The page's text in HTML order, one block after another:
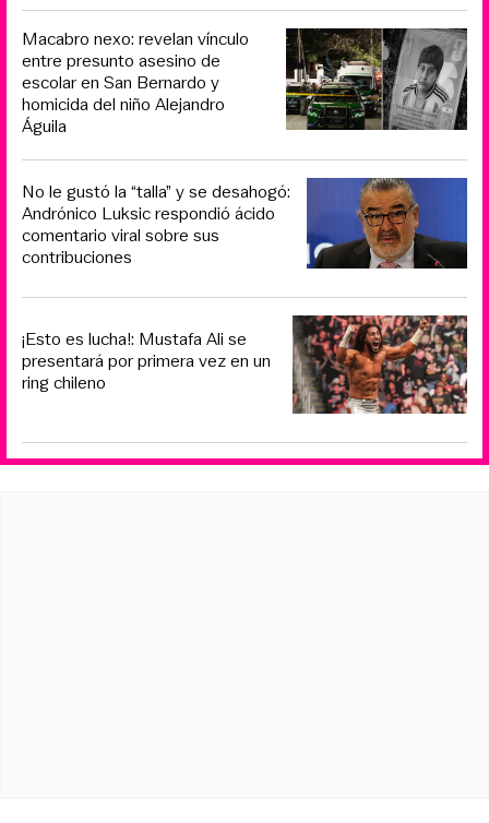
Macabro nexo: revelan vínculo
entre presunto asesino de
escolar en San Bernardo y
homicida del niño Alejandro
Águila
No le gustó la “talla” y se desahogó:
Andrónico Luksic respondió ácido
comentario viral sobre sus
contribuciones
¡Esto es lucha!: Mustafa Ali se
presentará por primera vez en un
ring chileno